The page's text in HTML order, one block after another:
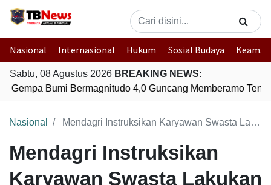
Nasional Internasional Hukum Sosial Budaya
Sabtu, 08 Agustus 2026 BREAKING NEWS:
Gempa Bumi Bermagnitudo 4,0 Guncang Memberamo
Nasional Mendagri Instruksikan Karyawan Swasta Lakukan WFH Guna Kurangi Polusi
Mendagri Instruksikan
Karyawan Swasta Lakukan